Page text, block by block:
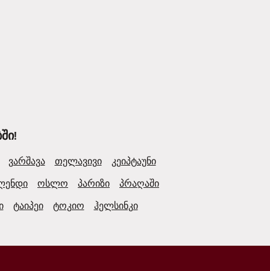
ვარშავა თელავივი
კეიპტაუნი
ოსლო პარიზი
პრაღაში
ტაიპეი ტოკიო ჰელსინკი